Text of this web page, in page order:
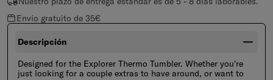
Envío gratuito de 35€
Descripción
Designed for the Explorer Thermo Tumbler. Whether you're
just looking for a couple extras to have around, or want to